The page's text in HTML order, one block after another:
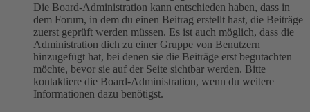
Die Board-Administration kann entschieden haben, dass in
dem Forum, in dem du einen Beitrag erstellt hast, die Beiträge
zuerst geprüft werden müssen. Es ist auch möglich, dass die
Administration dich zu einer Gruppe von Benutzern
hinzugefügt hat, bei denen sie die Beiträge erst begutachten
möchte, bevor sie auf der Seite sichtbar werden. Bitte
kontaktiere die Board-Administration, wenn du weitere
Informationen dazu benötigst.